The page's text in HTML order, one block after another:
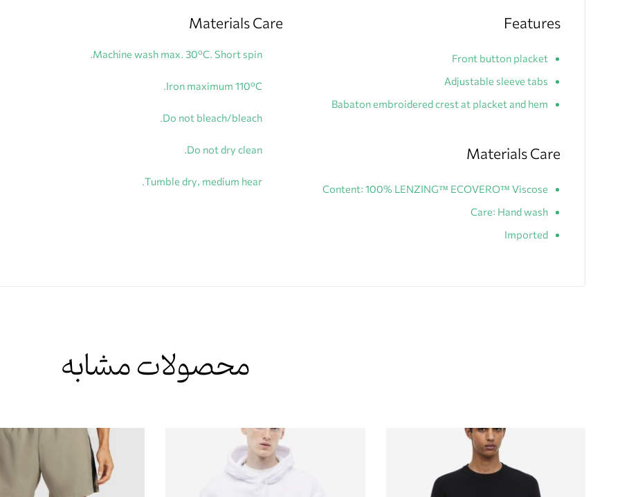
Features
Front button placket
Adjustable sleeve tabs
Babaton embroidered crest at placket and hem
Materials Care
Content: 100% LENZING™ ECOVERO™ Viscose
Care: Hand wash
Imported
Materials Care
Machine wash max. 30ºC. Short spin.
Iron maximum 110ºC.
Do not bleach/bleach.
Do not dry clean.
Tumble dry, medium hear.
محصولات مشابه